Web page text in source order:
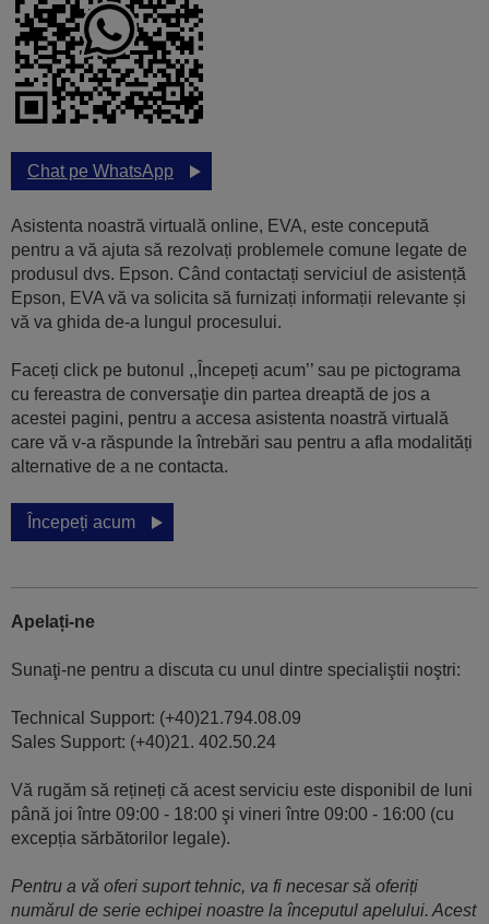
Chat pe WhatsApp
Asistenta noastră virtuală online, EVA, este concepută
pentru a vă ajuta să rezolvați problemele comune legate de
produsul dvs. Epson. Când contactați serviciul de asistență
Epson, EVA vă va solicita să furnizați informații relevante și
vă va ghida de-a lungul procesului.
Faceți click pe butonul ,,Începeți acum’’ sau pe pictograma
cu fereastra de conversaţie din partea dreaptă de jos a
acestei pagini, pentru a accesa asistenta noastră virtuală
care vă v-a răspunde la întrebări sau pentru a afla modalități
alternative de a ne contacta.
Începeți acum
Apelați-ne
Sunaţi-ne pentru a discuta cu unul dintre specialiştii noştri:
Technical Support: (+40)21.794.08.09
Sales Support: (+40)21. 402.50.24
Vă rugăm să rețineți că acest serviciu este disponibil de luni
până joi între 09:00 - 18:00 şi vineri între 09:00 - 16:00 (cu
excepția sărbătorilor legale).
Pentru a vă oferi suport tehnic, va fi necesar să oferiți
numărul de serie echipei noastre la începutul apelului. Acest